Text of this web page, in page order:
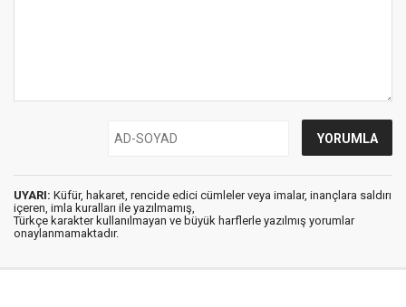
UYARI: Küfür, hakaret, rencide edici cümleler veya imalar, inançlara saldırı
içeren, imla kuralları ile yazılmamış,
Türkçe karakter kullanılmayan ve büyük harflerle yazılmış yorumlar
onaylanmamaktadır.